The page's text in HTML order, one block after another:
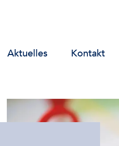
Aktuelles Kontakt